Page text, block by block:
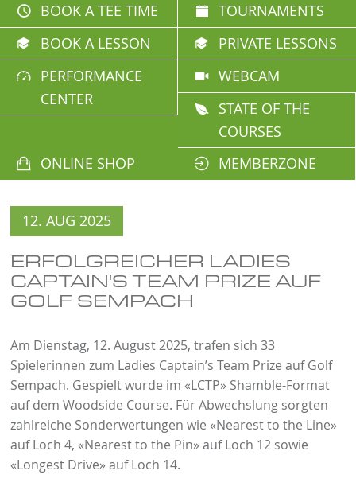
BOOK A TEE TIME
TOURNAMENTS
BOOK A LESSON
PRIVATE LESSONS
PERFORMANCE
CENTER
WEBCAM
STATE OF THE
COURSES
ONLINE SHOP
MEMBERZONE
12. AUG 2025
ERFOLGREICHER LADIES
CAPTAIN'S TEAM PRIZE AUF
GOLF SEMPACH
Am Dienstag, 12. August 2025, trafen sich 33
Spielerinnen zum Ladies Captain’s Team Prize auf Golf
Sempach. Gespielt wurde im «LCTP» Shamble-Format
auf dem Woodside Course. Für Abwechslung sorgten
zahlreiche Sonderwertungen wie «Nearest to the Line»
auf Loch 4, «Nearest to the Pin» auf Loch 12 sowie
«Longest Drive» auf Loch 14.